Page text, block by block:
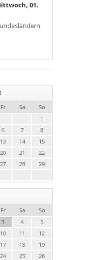
01.
Fr Sa
So
1
6 7
8
13 14
15
20 21
22
27 28
29
Fr Sa
So
3 4
5
10 11
12
17 18
19
24 25
26